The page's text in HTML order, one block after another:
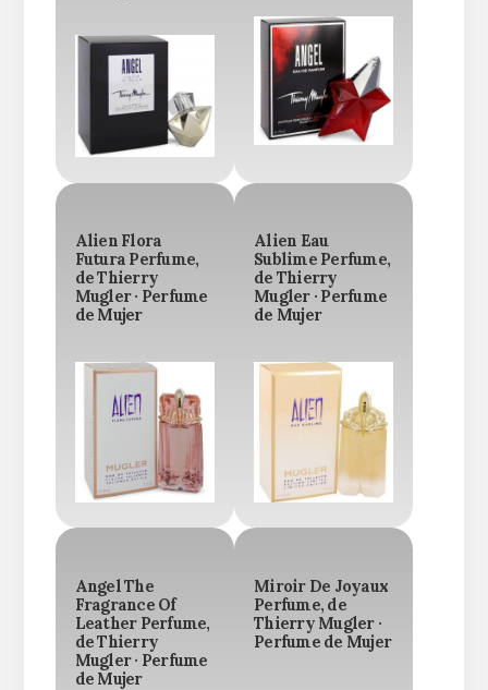
Alien Flora
Futura Perfume,
de Thierry
Mugler · Perfume
de Mujer
Alien Eau
Sublime Perfume,
de Thierry
Mugler · Perfume
de Mujer
Angel The
Fragrance Of
Leather Perfume,
de Thierry
Mugler · Perfume
de Mujer
Miroir De Joyaux
Perfume, de
Thierry Mugler ·
Perfume de Mujer